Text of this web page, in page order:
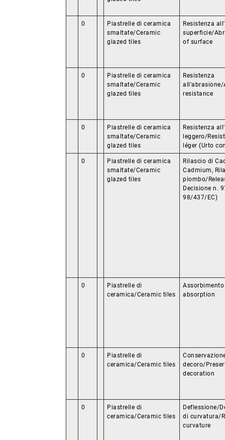
0
Piastrelle di ceramica
smaltate/Ceramic
glazed tiles
Resistenza
superficie/
of surface
0
Piastrelle di ceramica
smaltate/Ceramic
glazed tiles
Resistenza
all'abrasione/
resistance
0
Piastrelle di ceramica
smaltate/Ceramic
glazed tiles
Resistenza
leggero/
léger (Urto
0
Piastrelle di ceramica
smaltate/Ceramic
glazed tiles
Rilascio di
Cadmium,
piombo/
Decisione n.
98/437/EC)
0
Piastrelle di
ceramica/Ceramic tiles
absorption
0
Piastrelle di
ceramica/Ceramic tiles
decoro/
decoration
0
Piastrelle di
ceramica/Ceramic tiles
Deflessione/
di curvatura/
curvature